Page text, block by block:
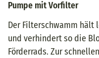
Pumpe mit Vorfilter
Der Filterschwamm hält
und verhindert so die
Förderrads. Zur